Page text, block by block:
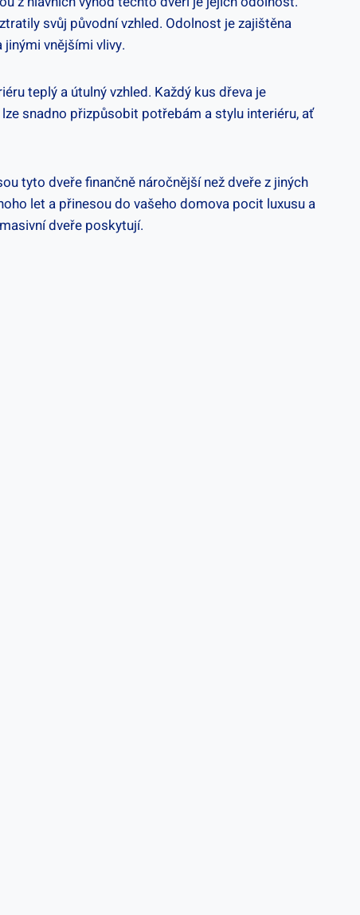
svůj původní vzhled. Odolnost je zajištěna
vnějšími vlivy.
teplý a útulný vzhled. Každý kus dřeva je
snadno přizpůsobit potřebám a stylu interiéru, ať
tyto dveře finančně náročnější než dveře z jiných
let a přinesou do vašeho domova pocit luxusu a
dveře poskytují.